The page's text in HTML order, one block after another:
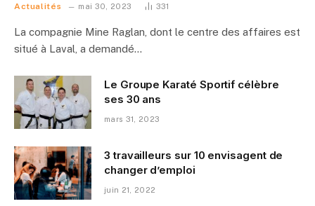
Actualités mai 30, 2023 331
La compagnie Mine Raglan, dont le centre des affaires est
situé à Laval, a demandé…
Le Groupe Karaté Sportif célèbre
ses 30 ans
mars 31, 2023
3 travailleurs sur 10 envisagent de
changer d’emploi
juin 21, 2022